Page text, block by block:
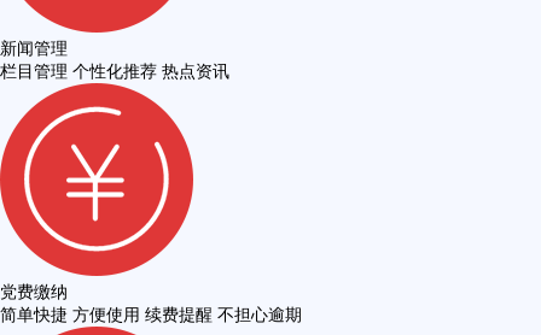
新闻管理
栏目管理 个性化推荐 热点资讯
党费缴纳
简单快捷 方便使用 续费提醒 不担心逾期